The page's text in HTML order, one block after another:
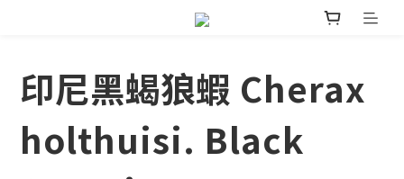
印尼黑蝎狼蝦 Cherax
holthuisi. Black